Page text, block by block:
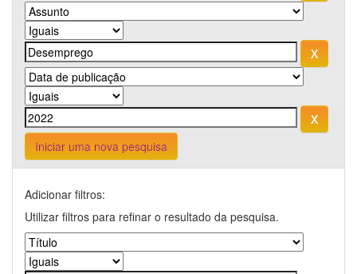
Iniciar uma nova pesquisa
Adicionar filtros:
Utilizar filtros para refinar o resultado da pesquisa.